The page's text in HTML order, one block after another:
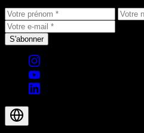
S'abonner